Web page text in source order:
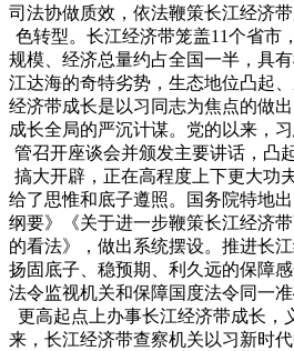
司法协做质效，依法鞭策长江经济
色转型。长江经济带笼盖11个省市
规模、经济总量约占全国一半，具
江达海的奇特劣势，生态地位凸起
经济带成长是以习同志为焦点的做
成长全局的严沉计谋。党的以来，
管召开座谈会并颁发主要讲话，凸
搞大开辟，正在高程度上下更大功
给了思惟和底子遵照。国务院特地
纲要》《关于进一步鞭策长江经济
的看法》，做出系统摆设。推进长
扬固底子、稳预期、利久远的保障
法令监视机关和保障国度法令同一
更高起点上办事长江经济带成长，
来，长江经济带查察机关以习新时